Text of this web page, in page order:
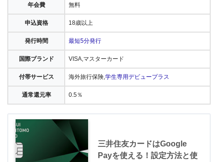
年会費 無料
申込資格 18歳以上
発行時間 最短5分発行
国際ブランド VISA,マスターカード
付帯サービス 海外旅行保険,学生専用デビュープラス
通常還元率 0.5％
三井住友カードはGoogle
Payを使える！設定方法と使